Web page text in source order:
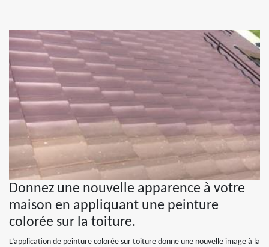
Donnez une nouvelle apparence à votre
maison en appliquant une peinture
colorée sur la toiture.
L’application de peinture colorée sur toiture donne une nouvelle image à la